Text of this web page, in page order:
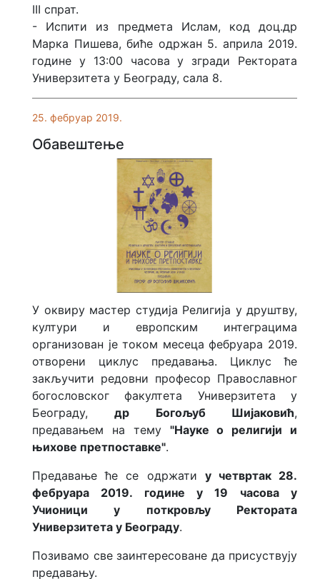
III спрат.
- Испити из предмета Ислам, код доц.др
Марка Пишева, биће одржан 5. априла 2019.
године у 13:00 часова у згради Ректората
Универзитета у Београду, сала 8.
25. фебруар 2019.
Обавештење
У оквиру мастер студија Религија у друштву,
култури и европским интеграцима
организован је током месеца фебруара 2019.
отворени циклус предавања. Циклус ће
закључити редовни професор Православног
богословског факултета Универзитета у
Београду,др Богољуб Шијаковић,
предавањем на тему "Науке о религији и
њихове претпоставке".
Предавање ће се одржати у четвртак 28.
фебруара 2019. године у 19 часова у
Учионици у поткровљу Ректората
Универзитета у Београду.
Позивамо све заинтересоване да присуствују
предавању.